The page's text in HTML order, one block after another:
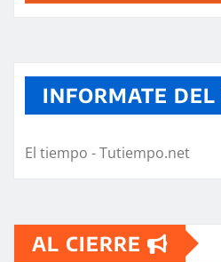
INFORMATE
El tiempo - Tutiempo.net
AL CIERRE